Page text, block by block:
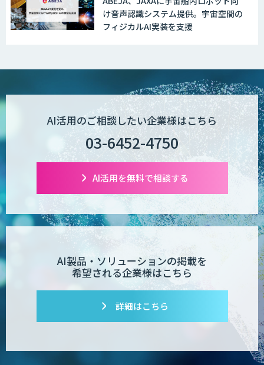
け音声認識システム提供。宇宙空間の
フィジカルAI実装を支援
AI活用のご相談したい企業様はこちら
03-6452-4750
AI活用を無料で相談する
AI製品・ソリューションの掲載を
希望される企業様はこちら
詳細はこちら